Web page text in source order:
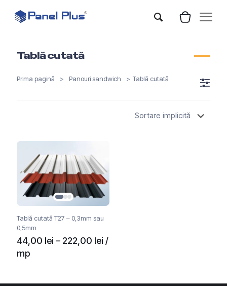
Tablă cutată
Prima pagină > Panouri sandwich > Tablă cutată
Tablă cutată T27 – 0,3mm sau
0,5mm
44,00 lei – 222,00 lei Interval
/
mp